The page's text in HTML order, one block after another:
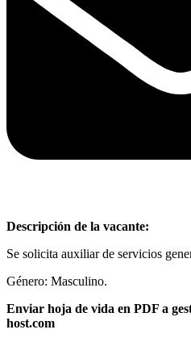
Descripción de la vacante:
Se solicita auxiliar de servicios
Género: Masculino.
Enviar hoja de vida en PDF a
host.com